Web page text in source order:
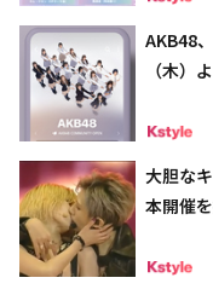
AKB48
（木）
大胆な
本開催